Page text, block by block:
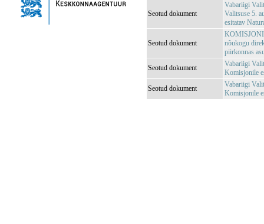
Seotud dokument
Vabariigi
Valitsuse 5.
esitatav
Seotud dokument
KOMISJONI
nõukogu
piirkonnas
Seotud dokument
Vabariigi
Komisjonile
Seotud dokument
Vabariigi
Komisjonile